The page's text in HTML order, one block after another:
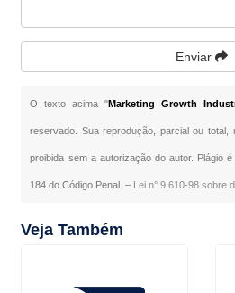
Enviar
O texto acima "Marketing Growth
reservado. Sua reprodução, parcial ou
proibida sem a autorização do autor. Plágio
184 do Código Penal. – Lei n° 9.610-98 sobre
Veja Também